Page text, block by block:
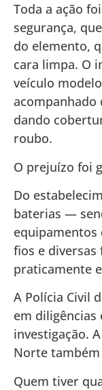
Toda a ação
segurança,
do elemento,
cara limpa. O
veículo
acompanhado
dando
roubo.
O prejuízo foi
Do
baterias —
equipamentos
fios e
praticamente
A Polícia Civil
em diligências
investigação.
Norte
Quem tiver